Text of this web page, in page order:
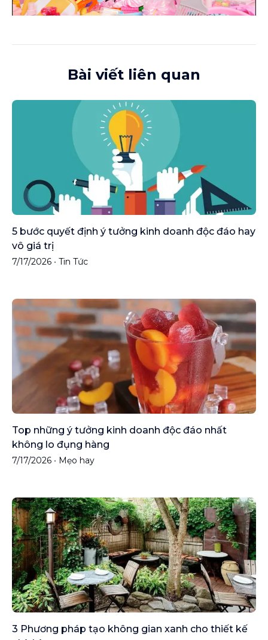
Bài viết liên quan
5 bước quyết định ý tưởng kinh doanh độc đáo hay
vô giá trị
7/17/2026 • Tin Tức
Top những ý tưởng kinh doanh độc đáo nhất
không lo đụng hàng
7/17/2026 • Mẹo hay
3 Phương pháp tạo không gian xanh cho thiết kế